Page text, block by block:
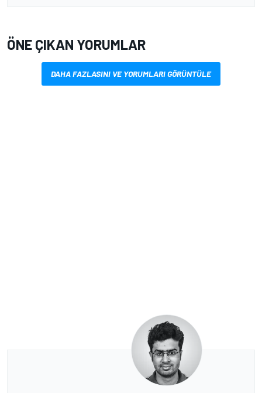
ÖNE ÇIKAN YORUMLAR
DAHA FAZLASINI VE YORUMLARI GÖRÜNTÜLE